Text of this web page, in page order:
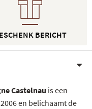
BERICHT
Castelnau is een
en belichaamt de